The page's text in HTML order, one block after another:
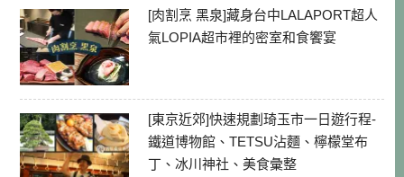
[肉割烹 黑泉]藏身台中LALAPORT超人
氣LOPIA超市裡的密室和食饗宴
[東京近郊]快速規劃琦玉市一日遊行程-
鐵道博物館、TETSU沾麵、檸檬堂布
丁、冰川神社、美食彙整